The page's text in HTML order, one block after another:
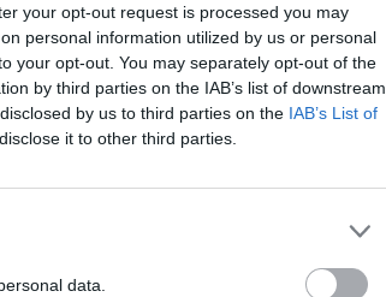
your opt-out request is processed you may
personal information utilized by us or personal
your opt-out. You may separately opt-out of the
by third parties on the IAB’s list of downstream
by us to third parties on the IAB’s List of
it to other third parties.
data.